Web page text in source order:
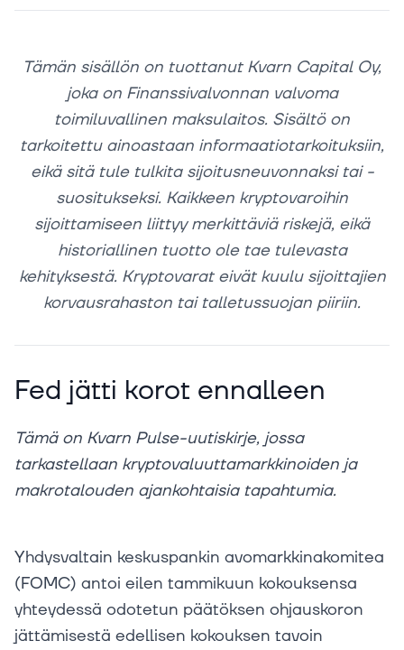
Tämän sisällön on tuottanut Kvarn Capital Oy,
joka on Finanssivalvonnan valvoma
toimiluvallinen maksulaitos. Sisältö on
tarkoitettu ainoastaan informaatiotarkoituksiin,
eikä sitä tule tulkita sijoitusneuvonnaksi tai -
suositukseksi. Kaikkeen kryptovaroihin
sijoittamiseen liittyy merkittäviä riskejä, eikä
historiallinen tuotto ole tae tulevasta
kehityksestä. Kryptovarat eivät kuulu sijoittajien
korvausrahaston tai talletussuojan piiriin.
Fed jätti korot ennalleen
Tämä on Kvarn Pulse-uutiskirje, jossa
tarkastellaan kryptovaluuttamarkkinoiden ja
makrotalouden ajankohtaisia tapahtumia.
Yhdysvaltain keskuspankin avomarkkinakomitea
(FOMC) antoi eilen tammikuun kokouksensa
yhteydessä odotetun päätöksen ohjauskoron
jättämisestä edellisen kokouksen tavoin